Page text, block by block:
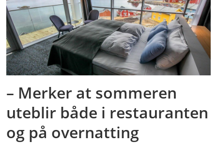
– Merker at sommeren
uteblir både i restauranten
og på overnatting